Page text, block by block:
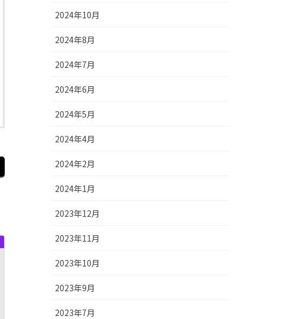
2024年10月
2024年8月
2024年7月
2024年6月
2024年5月
2024年4月
2024年2月
2024年1月
2023年12月
2023年11月
2023年10月
2023年9月
2023年7月